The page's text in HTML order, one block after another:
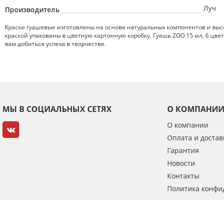
Производитель
Луч
Краски гуашевые изготовлены на основе натуральных компонентов и
краской упакованы в цветную картонную коробку. Гуашь ZOO 15 мл, 6
вам добиться успеха в творчестве.
МЫ В СОЦИАЛЬНЫХ СЕТЯХ О КОМПАНИИ
О компании
Оплата и
Гарантия
Новости
Контакты
Политика